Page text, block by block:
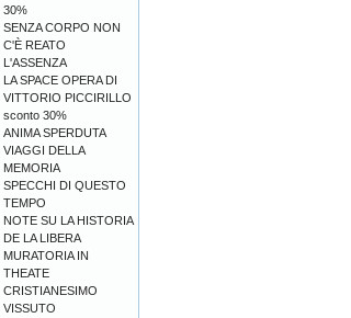
30%
SENZA CORPO NON
C'È REATO
L'ASSENZA
LA SPACE OPERA DI
VITTORIO PICCIRILLO
sconto 30%
ANIMA SPERDUTA
VIAGGI DELLA
MEMORIA
SPECCHI DI QUESTO
TEMPO
NOTE SU LA HISTORIA
DE LA LIBERA
MURATORIA IN
THEATE
CRISTIANESIMO
VISSUTO